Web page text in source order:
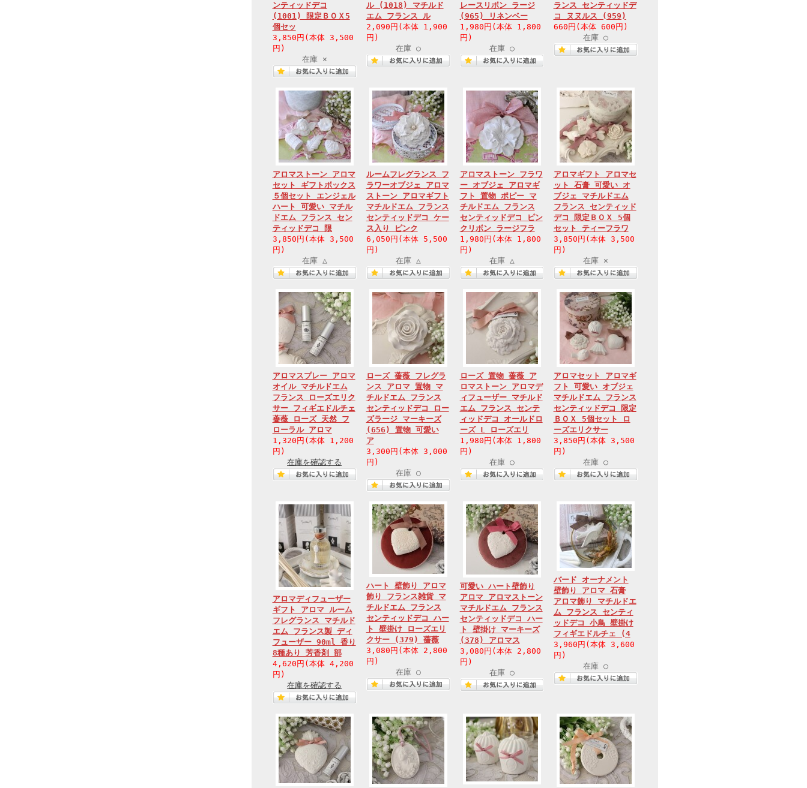
ンティッドデコ
(1001) 限定ＢＯＸ5
個セッ
3,850円(本体 3,500
円)
在庫 ×
ル (1018) マチルド
エム フランス ル
2,090円(本体 1,900
円)
在庫 ○
レースリボン ラージ
(965) リネンベー
1,980円(本体 1,800
円)
在庫 ○
ランス センティッドデ
コ ヌヌルス (959)
660円(本体 600円)
在庫 ○
アロマストーン アロマ
セット ギフトボックス
５個セット エンジェル
ハート 可愛い マチル
ドエム フランス セン
ティッドデコ 限
3,850円(本体 3,500
円)
在庫 △
ルームフレグランス フ
ラワーオブジェ アロマ
ストーン アロマギフト
マチルドエム フランス
センティッドデコ ケー
ス入り ピンク
6,050円(本体 5,500
円)
在庫 △
アロマストーン フラワ
ー オブジェ アロマギ
フト 置物 ポピー マ
チルドエム フランス
センティッドデコ ピン
クリボン ラージフラ
1,980円(本体 1,800
円)
在庫 △
アロマギフト アロマセ
ット 石膏 可愛い オ
ブジェ マチルドエム
フランス センティッド
デコ 限定ＢＯＸ 5個
セット ティーフラワ
3,850円(本体 3,500
円)
在庫 ×
アロマスプレー アロマ
オイル マチルドエム
フランス ローズエリク
サー フィギエドルチェ
薔薇 ローズ 天然 フ
ローラル アロマ
1,320円(本体 1,200
円)
在庫を確認する
ローズ 薔薇 フレグラ
ンス アロマ 置物 マ
チルドエム フランス
センティッドデコ ロー
ズラージ マーキーズ
(656) 置物 可愛い
ア
3,300円(本体 3,000
円)
在庫 ○
ローズ 置物 薔薇 ア
ロマストーン アロマデ
ィフューザー マチルド
エム フランス センテ
ィッドデコ オールドロ
ーズ L ローズエリ
1,980円(本体 1,800
円)
在庫 ○
アロマセット アロマギ
フト 可愛い オブジェ
マチルドエム フランス
センティッドデコ 限定
ＢＯＸ 5個セット ロ
ーズエリクサー
3,850円(本体 3,500
円)
在庫 ○
アロマディフューザー
ギフト アロマ ルーム
フレグランス マチルド
エム フランス製 ディ
フューザー 90ml 香り
8種あり 芳香剤 部
4,620円(本体 4,200
円)
在庫を確認する
ハート 壁飾り アロマ
飾り フランス雑貨 マ
チルドエム フランス
センティッドデコ ハー
ト 壁掛け ローズエリ
クサー (379) 薔薇
3,080円(本体 2,800
円)
在庫 ○
可愛い ハート壁飾り
アロマ アロマストーン
マチルドエム フランス
センティッドデコ ハー
ト 壁掛け マーキーズ
(378) アロマス
3,080円(本体 2,800
円)
在庫 ○
バード オーナメント
壁飾り アロマ 石膏
アロマ飾り マチルドエ
ム フランス センティ
ッドデコ 小鳥 壁掛け
フィギエドルチェ (4
3,960円(本体 3,600
円)
在庫 ○